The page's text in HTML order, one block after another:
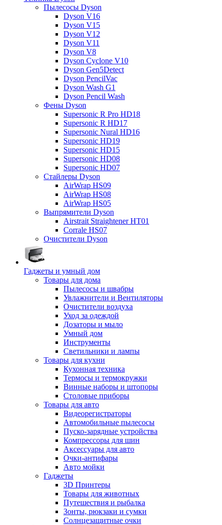
Пылесосы Dyson
Dyson V16
Dyson V15
Dyson V12
Dyson V11
Dyson V8
Dyson Cyclone V10
Dyson Gen5Detect
Dyson PencilVac
Dyson Wash G1
Dyson Pencil Wash
Фены Dyson
Supersonic R Pro HD18
Supersonic R HD17
Supersonic Nural HD16
Supersonic HD19
Supersonic HD15
Supersonic HD08
Supersonic HD07
Стайлеры Dyson
AirWrap HS09
AirWrap HS08
AirWrap HS05
Выпрямители Dyson
Airstrait Straightener HT01
Corrale HS07
Очистители Dyson
Гаджеты и умный дом
Товары для дома
Пылесосы и швабры
Увлажнители и Вентиляторы
Очистители воздуха
Уход за одеждой
Дозаторы и мыло
Умный дом
Инструменты
Светильники и лампы
Товары для кухни
Кухонная техника
Термосы и термокружки
Винные наборы и штопоры
Столовые приборы
Товары для авто
Видеорегистраторы
Автомобильные пылесосы
Пуско-зарядные устройства
Компрессоры для шин
Аксессуары для авто
Очки-антифары
Авто мойки
Гаджеты
3D Принтеры
Товары для животных
Путешествия и рыбалка
Зонты, рюкзаки и сумки
Солнцезащитные очки